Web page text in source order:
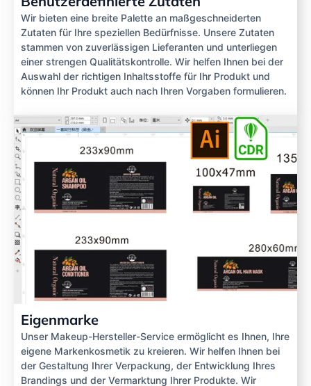
Wir bieten eine breite Palette an maßgeschneiderten
Zutaten für Ihre speziellen Bedürfnisse. Unsere Zutaten
stammen von zuverlässigen Lieferanten und unterliegen
einer strengen Qualitätskontrolle. Wir helfen Ihnen bei der
Auswahl der richtigen Inhaltsstoffe für Ihr Produkt und
können Ihr Produkt auch nach Ihren Vorgaben formulieren.
Eigenmarke
Unser Makeup-Hersteller-Service ermöglicht es Ihnen, Ihre
eigene Markenkosmetik zu kreieren. Wir helfen Ihnen bei
der Gestaltung Ihrer Verpackung, der Entwicklung Ihres
Brandings und der Vermarktung Ihrer Produkte. Wir